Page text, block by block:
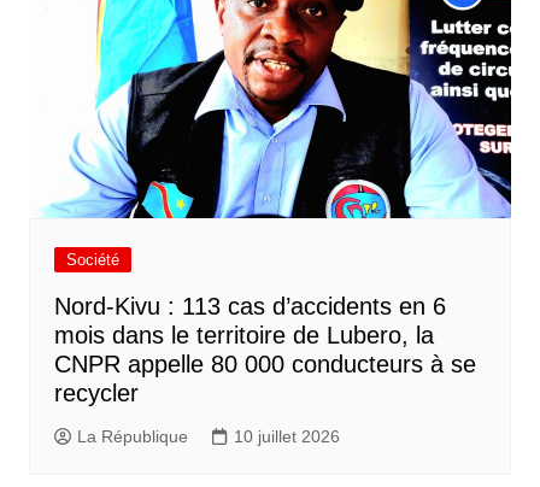
Société
Nord-Kivu : 113 cas d’accidents en 6
mois dans le territoire de Lubero, la
CNPR appelle 80 000 conducteurs à se
recycler
La République 10 juillet 2026